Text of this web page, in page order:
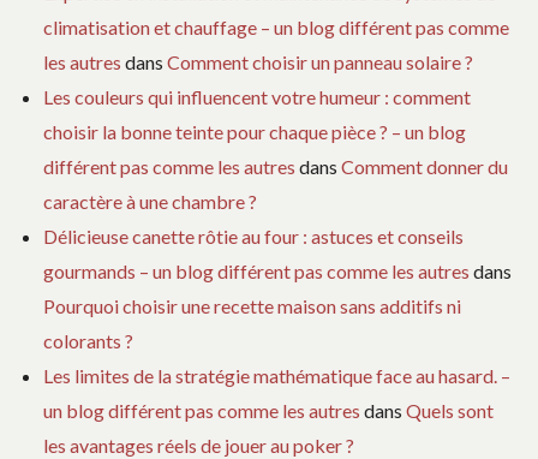
climatisation et chauffage – un blog différent pas comme
les autres dans Comment choisir un panneau solaire ?
Les couleurs qui influencent votre humeur : comment
choisir la bonne teinte pour chaque pièce ? – un blog
différent pas comme les autres dans Comment donner du
caractère à une chambre ?
Délicieuse canette rôtie au four : astuces et conseils
gourmands – un blog différent pas comme les autres dans
Pourquoi choisir une recette maison sans additifs ni
colorants ?
Les limites de la stratégie mathématique face au hasard. –
un blog différent pas comme les autres dans Quels sont
les avantages réels de jouer au poker ?